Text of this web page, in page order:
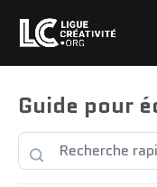
Guide pour